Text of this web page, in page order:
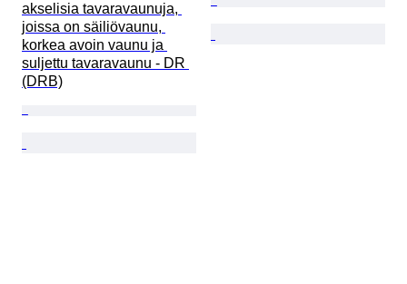
akselisia tavaravaunuja,
joissa on säiliövaunu,
korkea avoin vaunu ja
suljettu tavaravaunu - DR
(DRB)